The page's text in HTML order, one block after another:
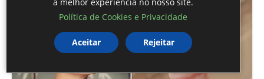
Política de Cookies e Privacidade
Aceitar Rejeitar